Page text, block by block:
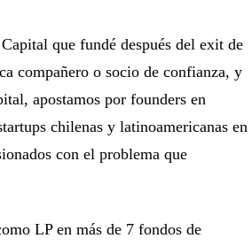
que fundé después del exit de
compañero o socio de confianza, y
apostamos por founders en
chilenas y latinoamericanas en
con el problema que
LP en más de 7 fondos de